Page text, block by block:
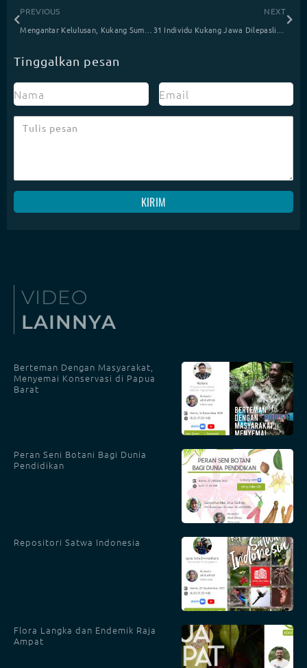
PREVIOUS
NEXT
Tinggalkan pesan
VIDEO
LAINNYA
Berteman Dengan Masyarakat,
Menyemai Konservasi di Papua
Barat
Peran Seni Botani Bagi Dunia
Pendidikan
Repositori Satwa Indonesia
Flora Langka dan Endemik Raja
Ampat